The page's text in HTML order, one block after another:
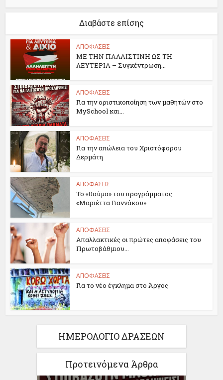
Διαβάστε επίσης
ΑΠΟΦΑΣΕΙΣ
ΜΕ ΤΗΝ ΠΑΛΑΙΣΤΙΝΗ ΩΣ ΤΗ
ΛΕΥΤΕΡΙΑ – Συγκέντρωση...
ΑΠΟΦΑΣΕΙΣ
Για την οριστικοποίηση των μαθητών στο
MySchool και...
ΑΠΟΦΑΣΕΙΣ
Για την απώλεια του Χριστόφορου
Δερμάτη
ΑΠΟΦΑΣΕΙΣ
Το «θαύμα» του προγράμματος
«Μαριέττα Γιαννάκου»
ΑΠΟΦΑΣΕΙΣ
Απαλλακτικές οι πρώτες αποφάσεις του
Πρωτοβάθμιου...
ΑΠΟΦΑΣΕΙΣ
Για το νέο έγκλημα στο Άργος
ΗΜΕΡΟΛΟΓΙΟ ΔΡΑΣΕΩΝ
Προτεινόμενα Άρθρα